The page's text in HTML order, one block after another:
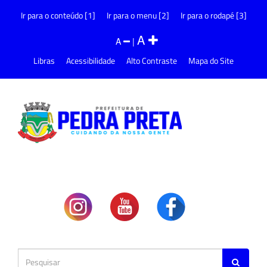
Ir para o conteúdo [1] Ir para o menu [2] Ir para o rodapé [3]
A |A
Libras Acessibilidade Alto Contraste Mapa do Site